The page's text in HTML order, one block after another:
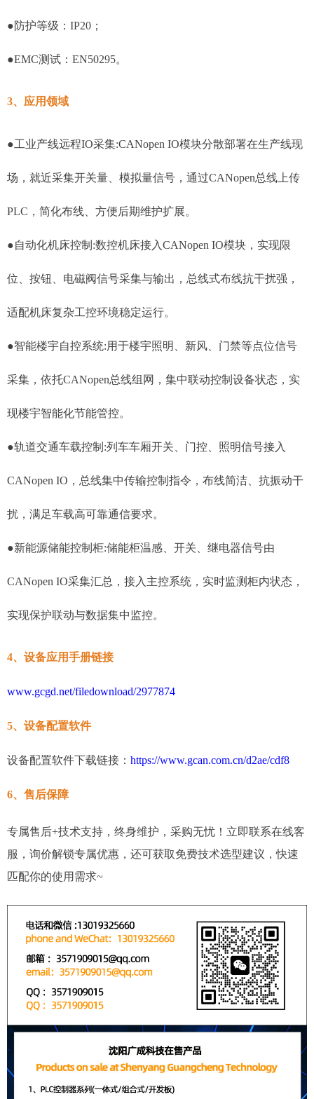
●防护等级：IP20；
●EMC测试：EN50295。
3、应用领域
●工业产线远程IO采集:CANopen IO模块分散部署在生产线现
场，就近采集开关量、模拟量信号，通过CANopen总线上传
PLC，简化布线、方便后期维护扩展。
●自动化机床控制:数控机床接入CANopen IO模块，实现限
位、按钮、电磁阀信号采集与输出，总线式布线抗干扰强，
适配机床复杂工控环境稳定运行。
●智能楼宇自控系统:用于楼宇照明、新风、门禁等点位信号
采集，依托CANopen总线组网，集中联动控制设备状态，实
现楼宇智能化节能管控。
●轨道交通车载控制:列车车厢开关、门控、照明信号接入
CANopen IO，总线集中传输控制指令，布线简洁、抗振动干
扰，满足车载高可靠通信要求。
●新能源储能控制柜:储能柜温感、开关、继电器信号由
CANopen IO采集汇总，接入主控系统，实时监测柜内状态，
实现保护联动与数据集中监控。
4、设备应用手册链接
www.gcgd.net/filedownload/2977874
5、设备配置软件
设备配置软件下载链接： https://www.gcan.com.cn/d2ae/cdf8
6、售后保障
专属售后+技术支持，终身维护，采购无忧！立即联系在线客
服，询价解锁专属优惠，还可获取免费技术选型建议，快速
匹配你的使用需求~